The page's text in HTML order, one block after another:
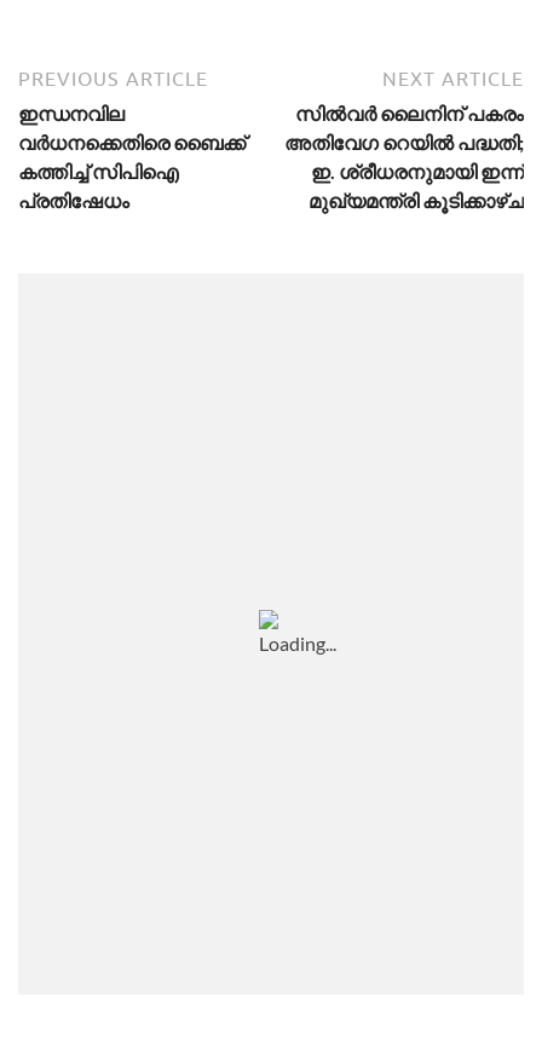
PREVIOUS ARTICLE
ഇന്ധനവില
വർധനക്കെതിരെ ബൈക്ക്
കത്തിച്ച് സിപിഐ
പ്രതിഷേധം
NEXT ARTICLE
സിൽവർ ലൈനിന് പകരം
അതിവേഗ റെയിൽ പദ്ധതി;
ഇ. ശ്രീധരനുമായി ഇന്ന്
മുഖ്യമന്ത്രി കൂടിക്കാഴ്ച